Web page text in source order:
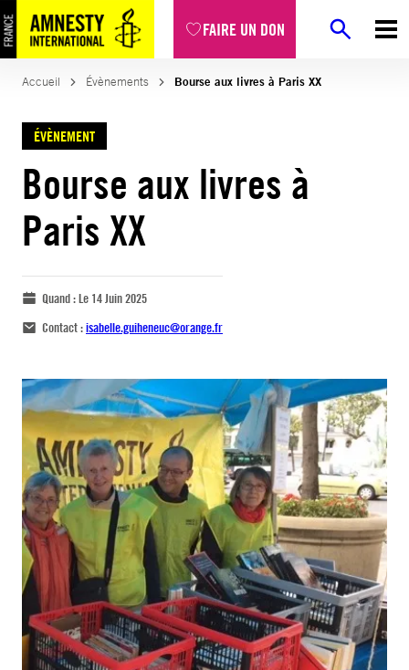
FAIRE UN DON
Accueil Évènements Bourse aux livres à Paris XX
ÉVÈNEMENT
Bourse aux livres à
Paris XX
Quand :Le 14 Juin 2025
Contact :isabelle.guiheneuc@orange.fr